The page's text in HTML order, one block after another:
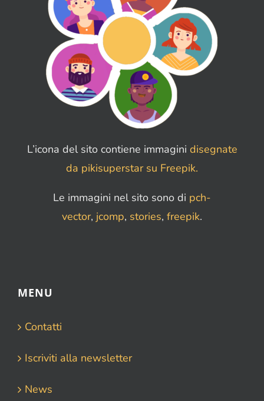
L’icona del sito contiene immagini disegnate
da pikisuperstar su Freepik.
Le immagini nel sito sono di pch-
vector, jcomp, stories, freepik.
MENU
Contatti
Iscriviti alla newsletter
News